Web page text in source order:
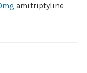
amitriptyline